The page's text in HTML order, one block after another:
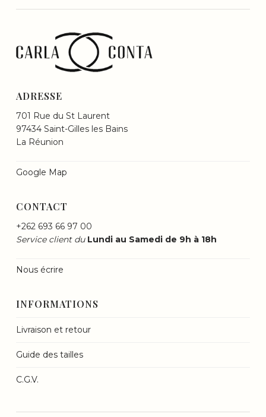
ADRESSE
701 Rue du St Laurent
97434 Saint-Gilles les Bains
La Réunion
Google Map
CONTACT
+262 693 66 97 00
Service client du Lundi au Samedi de 9h à 18h
Nous écrire
INFORMATIONS
Livraison et retour
Guide des tailles
C.G.V.